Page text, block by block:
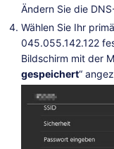
Ändern Sie die
Wählen Sie Ihr
045.055.142.122
Bildschirm mit der
gespeichert“